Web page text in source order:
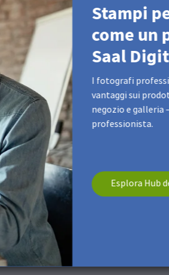
le aree:
Stampi
come un
Saal
I fotografi
vantaggi sui
negozio e
professionista.
Esplora Hub